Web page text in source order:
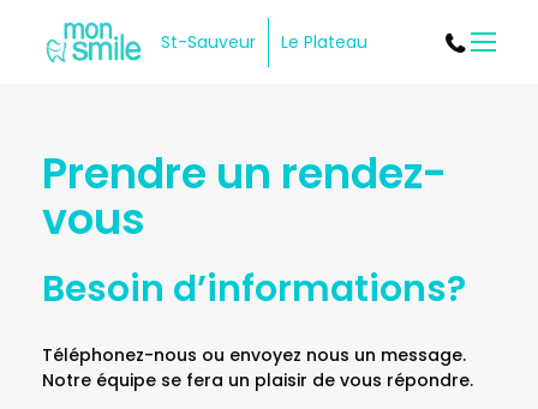
St-Sauveur Le Plateau Menu
Prendre un rendez-
vous
Besoin d’informations?
Téléphonez-nous ou envoyez nous un message.
Notre équipe se fera un plaisir de vous répondre.